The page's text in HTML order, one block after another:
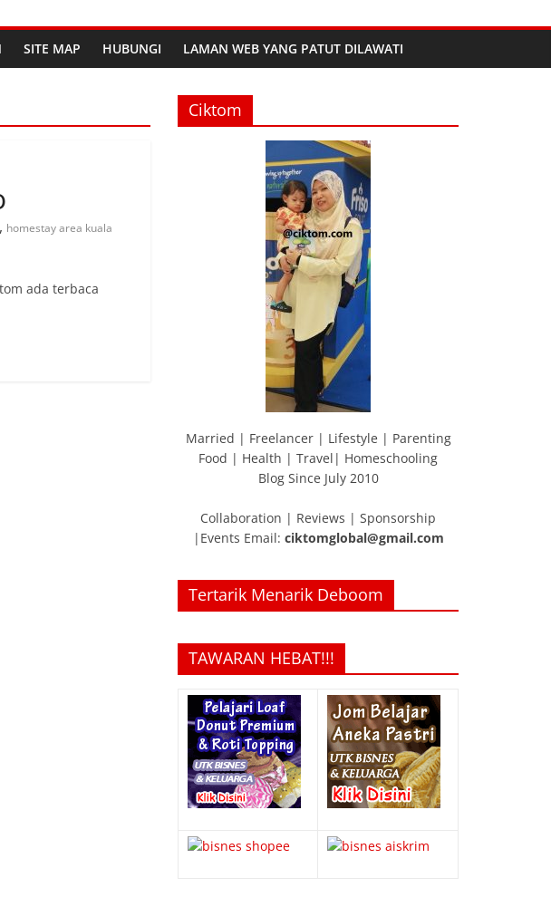
SITE MAP HUBUNGI LAMAN WEB YANG PATUT DILAWATI
, homestay area kuala
ada terbaca
Ciktom
Married | Freelancer | Lifestyle | Parenting
Food | Health | Travel| Homeschooling
Blog Since July 2010
Collaboration | Reviews | Sponsorship
|Events Email: ciktomglobal@gmail.com
Tertarik Menarik Deboom
TAWARAN HEBAT!!!